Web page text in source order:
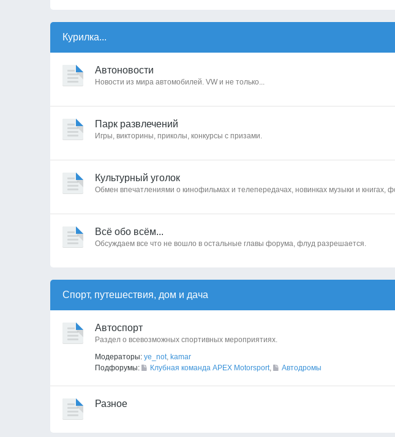
Курилка...
Автоновости
Новости из мира автомобилей. VW и не только...
Парк развлечений
Игры, викторины, приколы, конкурсы с призами.
Культурный уголок
Обмен впечатлениями о кинофильмах и телепередачах, новинках музыки и книгах,
Всё обо всём...
Обсуждаем все что не вошло в остальные главы форума, флуд разрешается.
Спорт, путешествия, дом и дача
Автоспорт
Раздел о всевозможных спортивных мероприятиях.
Модераторы: ye_not, kamar
Подфорумы:
Клубная команда APEX Motorsport, Автодромы
Разное